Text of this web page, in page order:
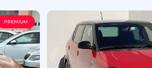
PREMIUM